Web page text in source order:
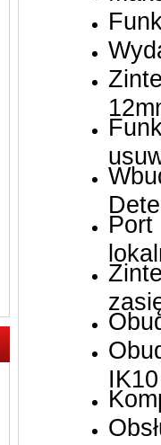
Port
IK10